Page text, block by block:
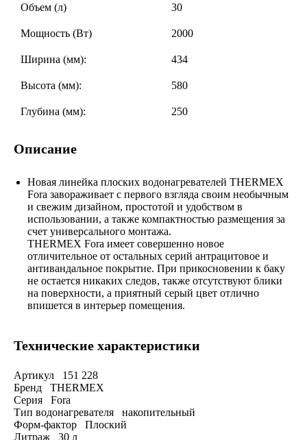
Объем (л) 30
Мощность (Вт) 2000
Ширина (мм): 434
Высота (мм): 580
Глубина (мм): 250
Описание
Новая линейка плоских водонагревателей THERMEX
Fora завораживает с первого взгляда своим необычным
и свежим дизайном, простотой и удобством в
использовании, а также компактностью размещения за
счет универсального монтажа.
THERMEX Fora имеет совершенно новое
отличительное от остальных серий антрацитовое и
антивандальное покрытие. При прикосновении к баку
не остается никаких следов, также отсутствуют блики
на поверхности, а приятный серый цвет отлично
впишется в интерьер помещения.
Технические характеристики
Артикул 151 228
Бренд THERMEX
Серия Fora
Тип водонагревателя накопительный
Форм-фактор Плоский
Литраж 30 л